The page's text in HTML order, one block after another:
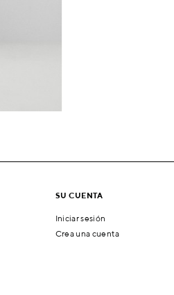
SU CUENTA
Iniciar sesión
Crea una cuenta